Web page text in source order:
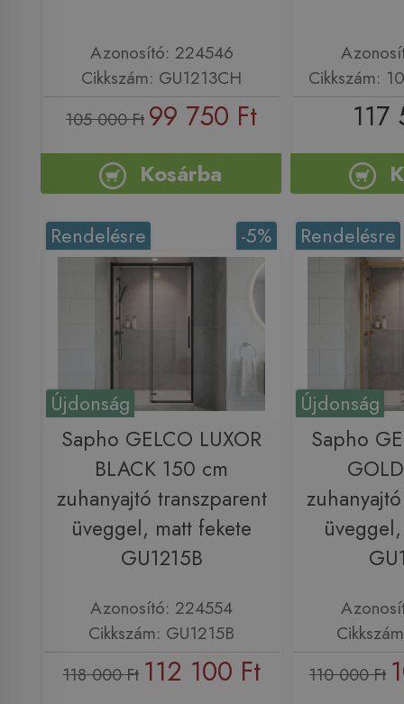
Azonosító: 224546
Cikkszám: GU1213CH
105 000 Ft 99 750 Ft
Kosárba
Cikkszám:
117
Újdonság
-5%
Rendelésre
Sapho GELCO LUXOR
BLACK 150 cm
zuhanyajtó transzparent
üveggel, matt fekete
GU1215B
Azonosító: 224554
Cikkszám: GU1215B
118 000 Ft 112 100 Ft
Újdonság
Rendelésre
Sapho
110 000 Ft